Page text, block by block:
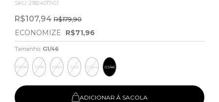
SKU: 21824017-G1
R$107,94 R$179,90
ECONOMIZE R$71,96
Tamanho: G1/46
PP/36 P/38 M/40 G/42 GG/44 G1/46
ADICIONAR À SACOLA